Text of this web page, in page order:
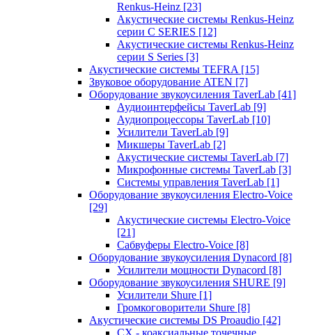
Renkus-Heinz [23]
Акустические системы Renkus-Heinz
серии C SERIES [12]
Акустические системы Renkus-Heinz
серии S Series [3]
Акустические системы TEFRA [15]
Звуковое оборудование ATEN [7]
Оборудование звукоусиления TaverLab [41]
Аудиоинтерфейсы TaverLab [9]
Аудиопроцессоры TaverLab [10]
Усилители TaverLab [9]
Микшеры TaverLab [2]
Акустические системы TaverLab [7]
Микрофонные системы TaverLab [3]
Системы управления TaverLab [1]
Оборудование звукоусиления Electro-Voice
[29]
Акустические системы Electro-Voice
[21]
Сабвуферы Electro-Voice [8]
Оборудование звукоусиления Dynacord [8]
Усилители мощности Dynacord [8]
Оборудование звукоусиления SHURE [9]
Усилители Shure [1]
Громкоговорители Shure [8]
Акустические системы DS Proaudio [42]
CX - коаксиальные точечные